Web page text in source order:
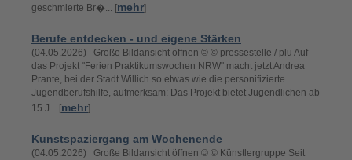
geschmierte Br�... [mehr]
Berufe entdecken - und eigene Stärken
(04.05.2026) Große Bildansicht öffnen © © pressestelle / plu Auf
das Projekt "Ferien Praktikumswochen NRW" macht jetzt Andrea
Prante, bei der Stadt Willich so etwas wie die personifizierte
Jugendberufshilfe, aufmerksam: Das Projekt bietet Jugendlichen ab
15 J... [mehr]
Kunstspaziergang am Wochenende
(04.05.2026) Große Bildansicht öffnen © © Künstlergruppe Seit